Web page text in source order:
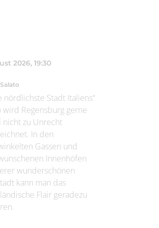
2026, 19:30
nördlichste Stadt Italiens“
wird Regensburg gerne
nicht zu Unrecht
In den
Gassen und
Innenhöfen
wunderschönen
kann man das
Flair geradezu